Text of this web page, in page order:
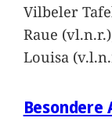
Vilbeler
Raue
Louisa
Besondere